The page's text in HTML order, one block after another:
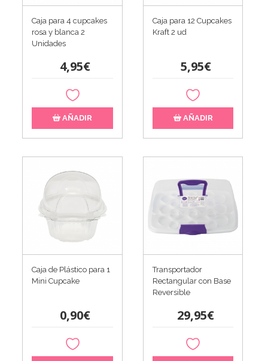
Caja para 4 cupcakes
rosa y blanca 2
Unidades
4,95€
AÑADIR
Caja para 12 Cupcakes
Kraft 2 ud
5,95€
AÑADIR
Caja de Plástico para 1
Mini Cupcake
0,90€
Transportador
Rectangular con Base
Reversible
29,95€